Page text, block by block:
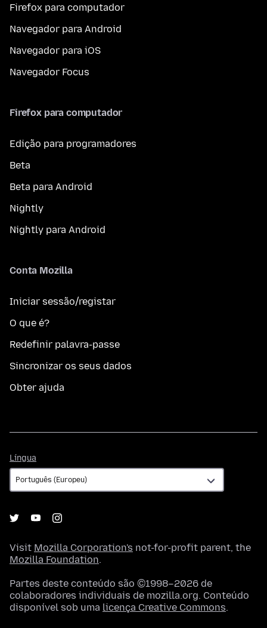
Firefox para computador
Navegador para Android
Navegador para iOS
Navegador Focus
Firefox para computador
Edição para programadores
Beta
Beta para Android
Nightly
Nightly para Android
Conta Mozilla
Iniciar sessão/registar
O que é?
Redefinir palavra-passe
Sincronizar os seus dados
Obter ajuda
Língua
Visit Mozilla Corporation's not-for-profit parent, the
Mozilla Foundation.
Partes deste conteúdo são ©1998–2026 de
colaboradores individuais de mozilla.org. Conteúdo
disponível sob uma licença Creative Commons.